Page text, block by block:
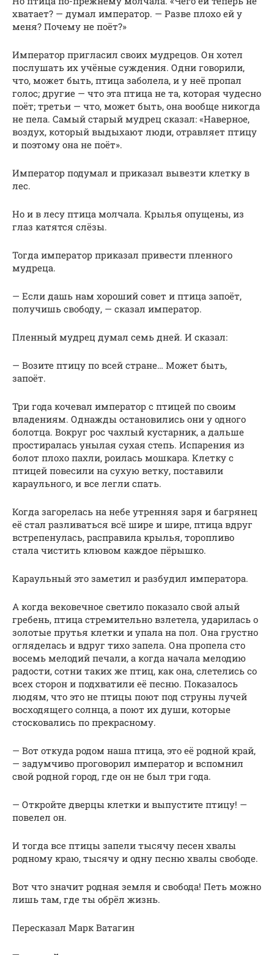
хватает? — думал император. — Разве плохо ей у
меня? Почему не поёт?»
Император пригласил своих мудрецов. Он хотел
послушать их учёные суждения. Одни говорили,
что, может быть, птица заболела, и у неё пропал
голос; другие — что эта птица не та, которая чудесно
поёт; третьи — что, может быть, она вообще никогда
не пела. Самый старый мудрец сказал: «Наверное,
воздух, который выдыхают люди, отравляет птицу
и поэтому она не поёт».
Император подумал и приказал вывезти клетку в
лес.
Но и в лесу птица молчала. Крылья опущены, из
глаз катятся слёзы.
Тогда император приказал привести пленного
мудреца.
— Если дашь нам хороший совет и птица запоёт,
получишь свободу, — сказал император.
Пленный мудрец думал семь дней. И сказал:
— Возите птицу по всей стране… Может быть,
запоёт.
Три года кочевал император с птицей по своим
владениям. Однажды остановились они у одного
болотца. Вокруг рос чахлый кустарник, а дальше
простиралась унылая сухая степь. Испарения из
болот плохо пахли, роилась мошкара. Клетку с
птицей повесили на сухую ветку, поставили
караульного, и все легли спать.
Когда загорелась на небе утренняя заря и багрянец
её стал разливаться всё шире и шире, птица вдруг
встрепенулась, расправила крылья, торопливо
стала чистить клювом каждое пёрышко.
Караульный это заметил и разбудил императора.
А когда вековечное светило показало свой алый
гребень, птица стремительно взлетела, ударилась о
золотые прутья клетки и упала на пол. Она грустно
огляделась и вдруг тихо запела. Она пропела сто
восемь мелодий печали, а когда начала мелодию
радости, сотни таких же птиц, как она, слетелись со
всех сторон и подхватили её песню. Показалось
людям, что это не птицы поют под струны лучей
восходящего солнца, а поют их души, которые
стосковались по прекрасному.
— Вот откуда родом наша птица, это её родной край,
— задумчиво проговорил император и вспомнил
свой родной город, где он не был три года.
— Откройте дверцы клетки и выпустите птицу! —
повелел он.
И тогда все птицы запели тысячу песен хвалы
родному краю, тысячу и одну песню хвалы свободе.
Вот что значит родная земля и свобода! Петь можно
лишь там, где ты обрёл жизнь.
Пересказал Марк Ватагин